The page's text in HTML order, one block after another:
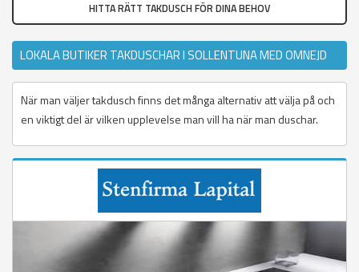
HITTA RÄTT TAKDUSCH FÖR DINA BEHOV
LOKALA BUTIKER TAKDUSCHAR I SOLLENTUNA MED OMNEJD
När man väljer takdusch finns det många alternativ att välja på och
en viktigt del är vilken upplevelse man vill ha när man duschar.